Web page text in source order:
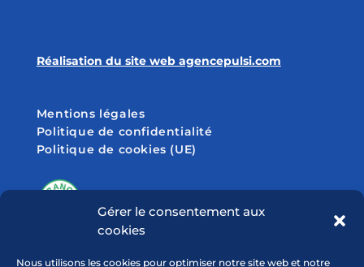
Gérer le consentement aux
cookies
Nous utilisons les cookies pour optimiser notre site web et notre
Réalisation du site web agencepulsi.com
Mentions légales
Politique de confidentialité
Politique de cookies (UE)
SUIVEZ-NOUS SUR